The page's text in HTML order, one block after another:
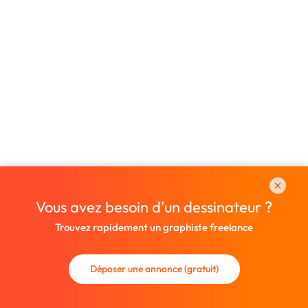
Vous avez besoin d'un dessinateur ?
Trouvez rapidement un graphiste freelance
Déposer une annonce (gratuit)